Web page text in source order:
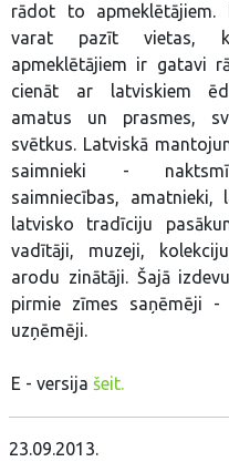
rādot to apmeklētājiem.
varat pazīt vietas,
apmeklētājiem ir gatavi
cienāt ar latviskiem
amatus un prasmes,
svētkus. Latviskā
saimnieki -
saimniecības, amatnieki,
latvisko tradīciju
vadītāji, muzeji,
arodu zinātāji. Šajā
pirmie zīmes saņēmēji -
uzņēmēji.
E - versija šeit.
23.09.2013.